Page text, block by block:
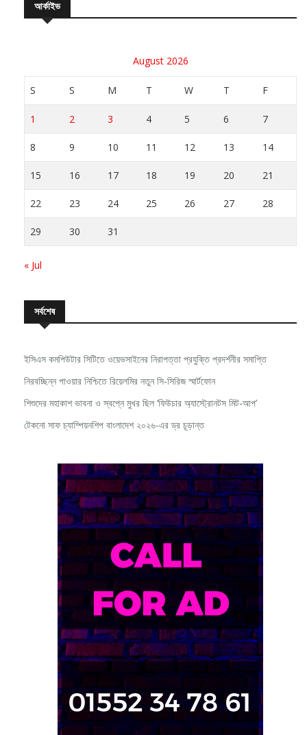
আর্কাইভ
August 2026
S S M T W T F
1 2 3 4 5 6 7
8 9 10 11 12 13 14
15 16 17 18 19 20 21
22 23 24 25 26 27 28
29 30 31
« Jul
সর্বশেষ
ইসিএস কমপিউটার সিটিতে ওয়েভসাইনের নিরাপত্তা প্রযুক্তি প্রদর্শনীর সমাপ্তি
নিরবচ্ছিন্ন পাওয়ার নিশ্চিতে রিয়েলমির নতুন সি-সিরিজ স্মার্টফোন
শিশুদের মহাকাশ ভাবনা ও স্বপ্নে মুখর ছিল ‘ফিউচার অ্যাস্ট্রোনটস মিট-আপ’
টেকনো সাফ চ্যাম্পিয়নশিপ বাংলাদেশ ২০২৬-এর ড্র চূড়ান্ত